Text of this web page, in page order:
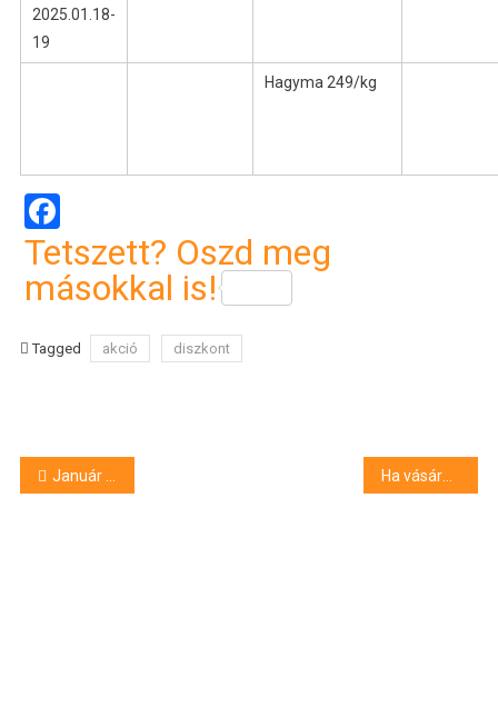
2025.01.18-
19
Hagyma 249/kg
Facebook
Tetszett? Oszd meg
másokkal is!
Tagged akció diszkont
Bejegyzés
Január közepén ilyen árakkal találkoztunk három jelentős diszkontláncban